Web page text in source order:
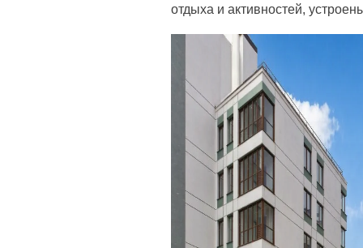
отдыха и активностей,